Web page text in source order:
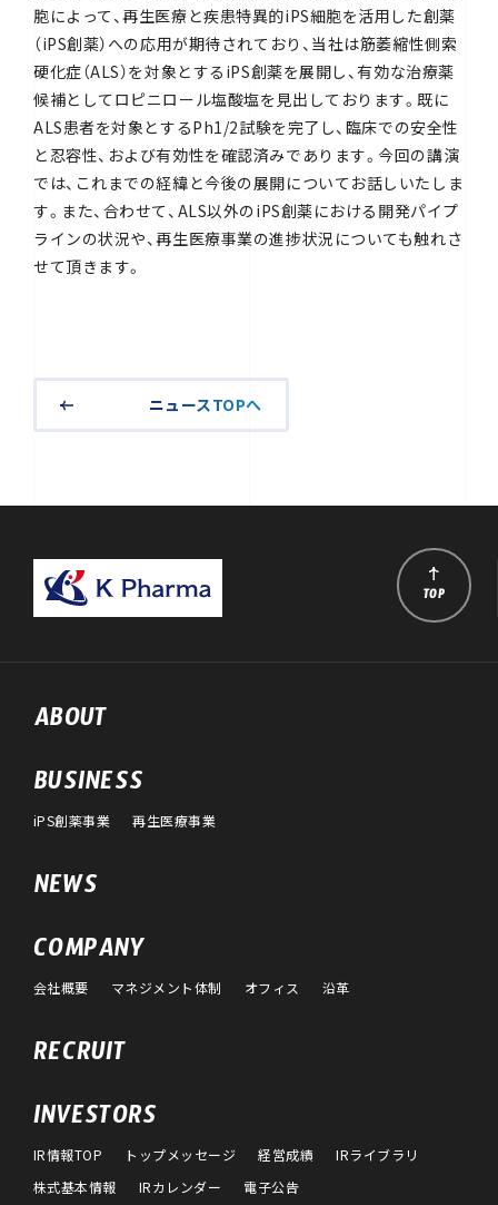
胞によって、再生医療と疾患特異的iPS細胞を活用した創薬
（iPS創薬）への応用が期待されており、当社は筋萎縮性側索
硬化症（ALS）を対象とするiPS創薬を展開し、有効な治療薬
候補としてロピニロール塩酸塩を見出しております。既に
ALS患者を対象とするPh1/2試験を完了し、臨床での安全性
と忍容性、および有効性を確認済みであります。今回の講演
では、これまでの経緯と今後の展開についてお話しいたしま
す。また、合わせて、ALS以外のiPS創薬における開発パイプ
ラインの状況や、再生医療事業の進捗状況についても触れさ
せて頂きます。
ニュースTOPへ
ABOUT
BUSINESS
iPS創薬事業 再生医療事業
NEWS
COMPANY
会社概要 マネジメント体制 オフィス 沿革
RECRUIT
INVESTORS
IR情報TOP トップメッセージ 経営成績
IRライブラリ
株式基本情報
IRカレンダー 電子公告
TOP